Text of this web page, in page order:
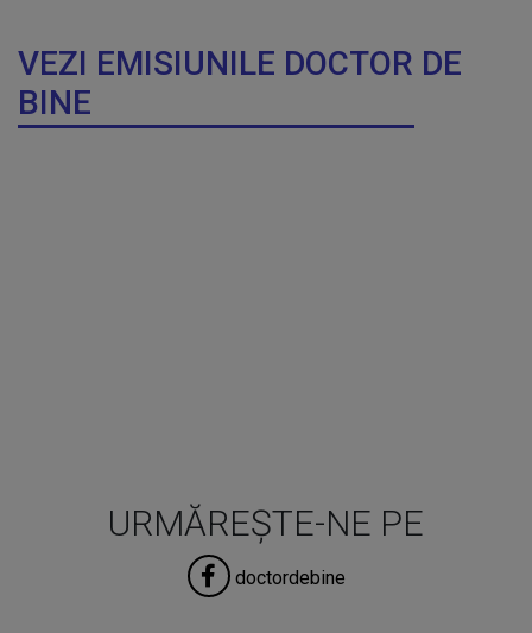
VEZI EMISIUNILE DOCTOR DE
BINE
URMĂREȘTE-NE PE
doctordebine